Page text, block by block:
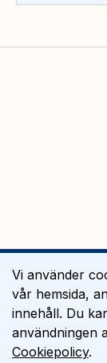
Vi använder
vår hemsida,
innehåll. Du
användningen
Cookiepolicy.